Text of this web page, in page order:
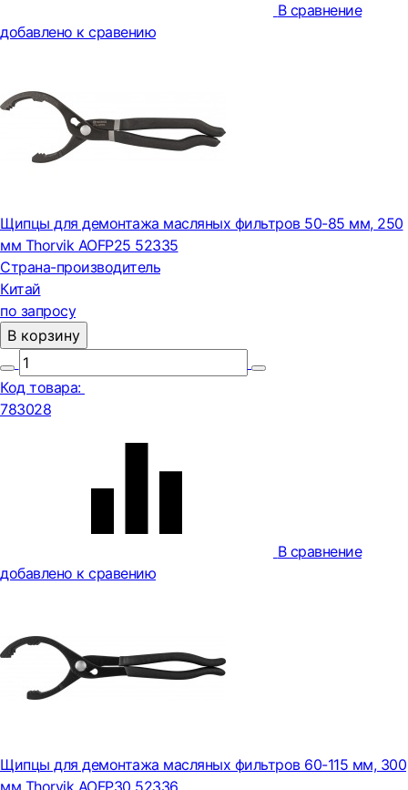
В сравнение
добавлено к сравению
Щипцы для демонтажа масляных фильтров 50-85 мм, 250
мм Thorvik AOFP25 52335
Страна-производитель
Китай
по запросу
В корзину
Код товара:
783028
В сравнение
добавлено к сравению
Щипцы для демонтажа масляных фильтров 60-115 мм, 300